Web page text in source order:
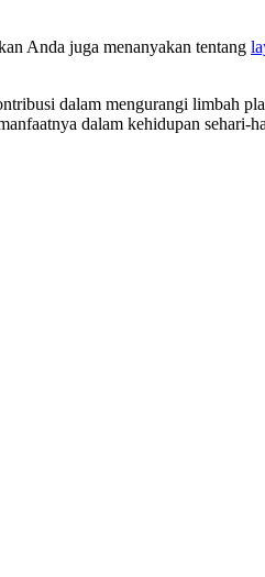
Anda juga menanyakan tentang
dalam mengurangi limbah
dalam kehidupan